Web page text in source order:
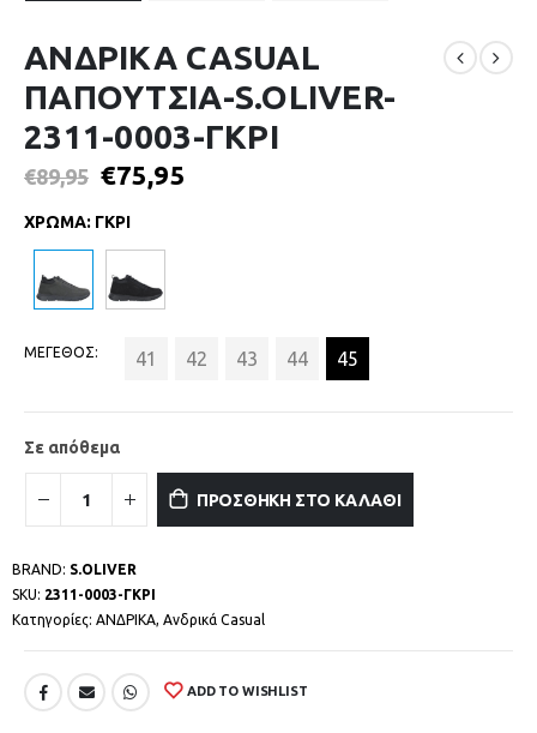
ΑΝΔΡΙΚΑ CASUAL
ΠΑΠΟΥΤΣΙΑ-S.OLIVER-
2311-0003-ΓΚΡΙ
€89,95 €75,95
ΧΡΩΜΑ: ΓΚΡΙ
ΜΕΓΕΘΟΣ 41 42 43 44 45
Σε απόθεμα
ΠΡΟΣΘΗΚΗ ΣΤΟ ΚΑΛΑΘΙ
BRAND: S.OLIVER
SKU: 2311-0003-ΓΚΡΙ
Κατηγορίες: ΑΝΔΡΙΚΑ, Ανδρικά Casual
ADD TO WISHLIST